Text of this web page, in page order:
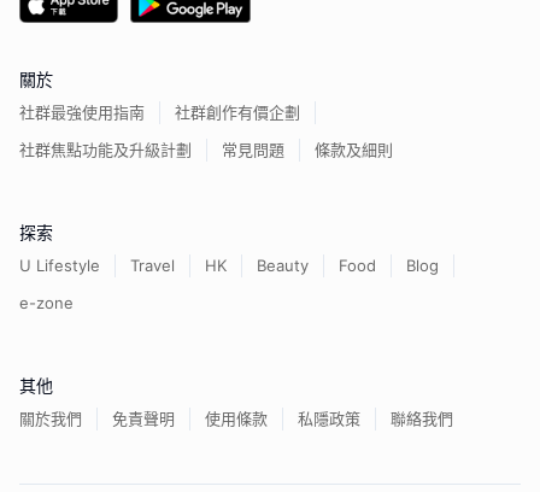
關於
社群最強使用指南
社群創作有價企劃
社群焦點功能及升級計劃
常見問題 條款及細則
探索
U Lifestyle Travel HK Beauty Food
Blog
e-zone
其他
關於我們 免責聲明 使用條款 私隱政策 聯絡我們